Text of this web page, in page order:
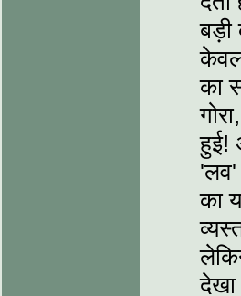
बड़ी
केवल
का
हुई!
'लव'
का